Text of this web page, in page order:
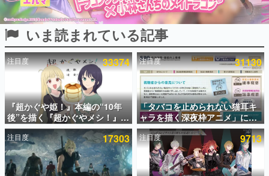
ピックアップ
電ファミのいま読まれている記事ランキング
アプリセール情報
インタビュー
連載・特集一覧
殿堂入り記事
いま読まれている記事
注目度 33374
『超かぐや姫！』本編の“10年
後”を描く『超かぐやメシ！』
Web連載決定。新たなWebマン
ガレーベル「ビビビコミック」
にて特別話が掲載スタート、あ
のお話には…まだ続きがある！
注目度 31130
「タバコを止められない猫耳キ
ャラを描く深夜枠アニメ」に視
聴者の一部から批判意見。違法
薬物の使用と思しき描写も含め
て、BPOが議論を交わす
注目度 17303 注目度 9713